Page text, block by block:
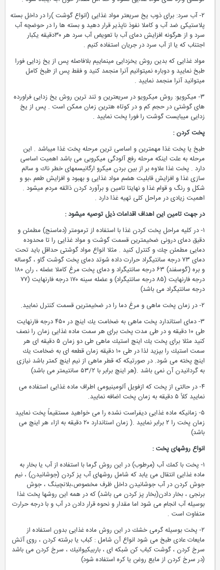
۲- آب سرد: برای ذوب یخ سریعتر مواد غذایی (انواع گوشت )را در داخل بسته
پلاستیكی ضد آب و كاملا نفوذ ناپذیر قرار دهید و بسته ها را در حوضچه آب
سرد و از هرگونه افزایش دمای آب با تعویض آب سرد هر ۳۰دقیقه یكبار
اجتناب كه یا از آب سرد در جریان استفاده كنیم .
مواد غذایی كه بدین روش یخزدایی مینماییم بلافاصله پس از یخ زدایی فورا
طبخ نمایید و دوباره نمیتوانیم آنرا منجمد كنید و فقط پس از طبخ كامل
میتوانید آنرا منجمد نمایید .
۳- میكرویو: روش میكرویو در سریعترین و تند ترین روش یخ زدایی فراورده
های گوشتی در حجم كم و در كوتاه هترین زمان ممكن است . پس از یخ
زدایی میبایست گوشت را فورا پخت نمایید .
پخت كردن :
طبخ یا پخت غذا مهمترین و اساسی ترین مرحله پخت غذا میباشد . این
مرحله به علت اینكه مرحله رفع آلودگی میكروبی می باشد اهمیت اساسی
دارد . پخت غذا علاوه بر از بین بردن میكرو ارگانیسمهای خطر ناك و سالم
سازی غذا و افزایش قابلیت هضم مواد غذایی و بهبود و افزایش طعم ،‌بو و
شكل و رنگ و قوام غذا و نهایتا تامین و برآورد كردن ذائقه مردم میشود .
اهمیت زیادی در مراحل كلی تهیه غذا دارد .
در جهت تامین این اهداف اقدامات ذیل توصیه میشود :
۱- در كلیه مراحل پخت كردن غذا با استفاده از ترمومتر (دماسنج) مطمئن و
دقیق دمای درونی ضخیمترین قسمت گوشت و مواد غذایی را تا محدوده
دمایی مطمئن چك و كنترل كنید . مثلا انواع مواد گوشتی حداقل باید تحت
دمای ۷۳ درجه سانتیگراد حرارت داده شوتد دمای پخت گوشت گاو ، گوساله
و بره (گوسفند) ۶۳ درجه سانتیگراد و دمای پخت مرغ كاملا عضله ، ران ۱۸۰
درجه فارنهایت (۸۵ درجه سانتیگراد) و عضله سینه ۱۷۰ درجه فارنهایت (۷۷
درجه سانتیگراد می باشد)
۳- دمای استاندارد پخت ماهی به ضخامت یك اینچ در ۴۵۰ درجه فارنهایت
طی ۱۰ دقیقه و در طی مدت پخت برای هر سمت ماده غذایی زمان را نصف
كنید مثلا برای پخت یك اینچ استیك ماهی طی دو زمان ۵ دقیقه ای هر
سمت استیك را بپزید لذا در طی ۱۰ دقیقه زمان قطعه ای به ضخامت یك
اینچ پخته می شود. در صورتیكه كه قطر ماهی از نیم اینچ كمتر باشد نیازی
به گردانیدن آ‎ن نمی باشد .(هر اینچ برابر با ۵۳/۲ سانتیمتر می باشد)
۴- در حالتی از پخت كه ازفویل آلومینیومی اطراف ماده غذایی استفاده می
نمایید كلاً ۵ دقیقه به زمان پخت اضافه نمایید.
۵- زمانیكه ماده غذایی دیفراست نشده را می خواهید مستقیماً پخت نمایید
زمان پخت را ۲ برابر نمایید .( زمان استاندارد ۲۰ دقیقه به ازاء هر اینچ می
باشد)
انواع روشهای پخت :
۱- پخت با كمك آب (مرطوب) در این روش گرما با استفاده از آب یا بخار به
ماده غذایی انتقال می یابد كه شامل روشهای آب پز كردن (جوشانیدن) ، نیم
جوش كردن در آب جوشانیدن داخل ظرف مخصوص،بلانچینگ ، جوش
برنجی ، بخار دادن(بخار پز كردن می باشد) كه در همه این روشها پخت غذا
بوسیله آب انجام می شود اما مقدار و نحوه قرار دادن در آب و با درجه حرارت
متفاوت است .
۲- پخت بوسیله گرمی خشك در این روش ماده غذایی بدون استفاده از
مایعات عادی طبخ می شود انواع آن شامل : كباب یا برشته كردن ، روی آتش
سرخ كردن ، گوشت كباب كن شبكه ای ، باربیكیوانیك ، سرخ كردن می باشد
(در سرخ كردن از مایع روغن یا كره استفاده شود)